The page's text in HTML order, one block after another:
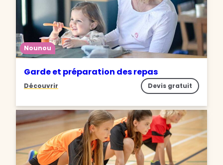
Nounou
Garde et préparation des repas
Découvrir Devis gratuit